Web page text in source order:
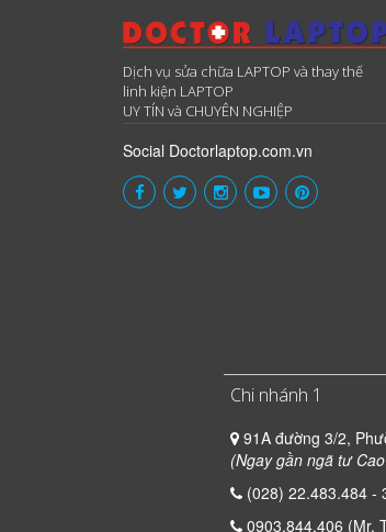
Dịch vụ sửa chữa LAPTOP và thay thế
linh kiện LAPTOP
UY TÍN và CHUYÊN NGHIỆP
Social Doctorlaptop.com.vn
Chi nhánh 1
91A đường 3/2,
(Ngay gần ngã tư
(028) 22.483.484 -
0903.844.406 (Mr.